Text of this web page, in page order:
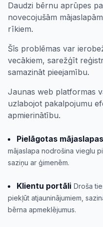
Daudzi bērnu aprūpes
novecojušām
rīkiem.
Šīs problēmas var
vecākiem, sarežģīt
samazināt pieejamību.
Jaunas web platformas
uzlabojot pakalpojumu
apmierinātību.
Pielāgotas mājaslapas
mājaslapa nodrošina vieglu
saziņu ar ģimenēm.
Klientu portāli Droša
piekļūt atjauninājumiem,
bērna apmeklējumus.